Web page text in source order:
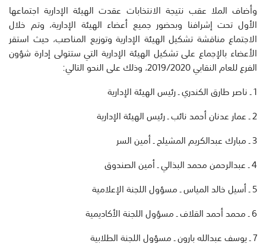
وأضاف الملا عقب نتيجة الانتخابات عقدت الهيئة الإدارية اجتماعها
الأول تحت إشرافنا وبحضور جميع أعضاء الهيئة الإدارية، وتم خلال
الاجتماع مناقشة تشكيل الهيئة الإدارية وتوزيع المناصب، حيث استقر
الأعضاء بالإجماع على تشكيل الهيئة الإدارية التي ستتولى إدارة شؤون
الفرع للعام النقابي 2019/2020، وذلك على النحو التالي:
1 ـ ناصر طارق الكندري ـ رئيس الهيئة الإدارية
2 ـ عمار عدنان أحمد نائب ـ رئيس الهيئة الإدارية
3 ـ مبارك عبدالكريم المشيلح ـ أمين السر
4 ـ عبدالرحمن محمد البذالي ـ أمين الصندوق
5 ـ أسيل خالد المياس ـ مسؤول اللجنة الإعلامية
6 ـ محمد أحمد القلاف ـ مسؤول اللجنة الأكاديمية
7 ـ يوسف عبدالله بارون ـ مسؤول اللجنة الطلابية